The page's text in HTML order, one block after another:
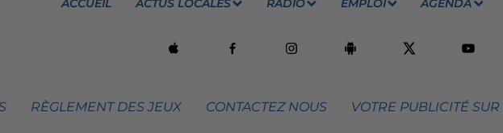
ACCUEIL ACTUS LOCALES RADIO EMPLOI AGENDA
RÈGLEMENT DES JEUX CONTACTEZ NOUS VOTRE PUBLICITÉ